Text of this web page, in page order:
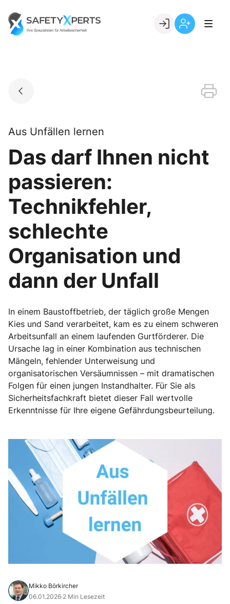
content
Go to landing page.
Aus Unfällen lernen
Das darf Ihnen nicht
passieren:
Technikfehler,
schlechte
Organisation und
dann der Unfall
In einem Baustoffbetrieb, der täglich große Mengen
Kies und Sand verarbeitet, kam es zu einem schweren
Arbeitsunfall an einem laufenden Gurtförderer. Die
Ursache lag in einer Kombination aus technischen
Mängeln, fehlender Unterweisung und
organisatorischen Versäumnissen – mit dramatischen
Folgen für einen jungen Instandhalter. Für Sie als
Sicherheitsfachkraft bietet dieser Fall wertvolle
Erkenntnisse für Ihre eigene Gefährdungsbeurteilung.
Mikko Börkircher
06.01.2026·2 Min Lesezeit